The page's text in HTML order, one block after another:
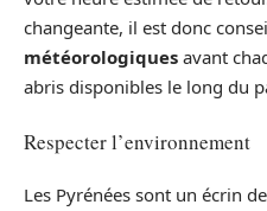
changeante, il est donc
météorologiques avant
abris disponibles le long du
Respecter l’environnement
Les Pyrénées sont un écrin